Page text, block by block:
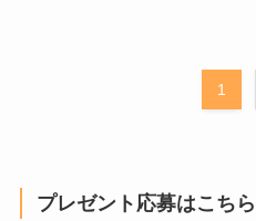
1
プレゼント応募はこちら